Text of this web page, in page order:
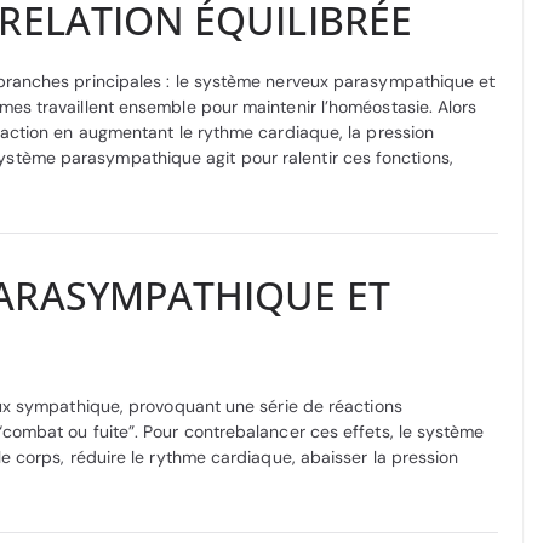
ÉQUILIBRÉE
principales : le système nerveux parasympathique et
travaillent ensemble pour maintenir l’homéostasie. Alors
en augmentant le rythme cardiaque, la pression
parasympathique agit pour ralentir ces fonctions,
ET
sympathique, provoquant une série de réactions
ou fuite”. Pour contrebalancer ces effets, le système
corps, réduire le rythme cardiaque, abaisser la pression